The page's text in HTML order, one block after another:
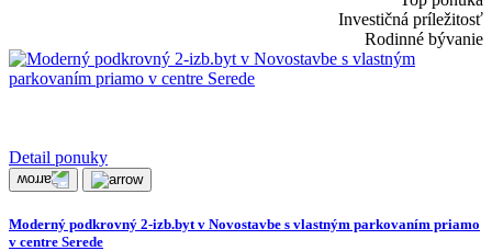
Investičná príležitosť
Rodinné bývanie
Detail ponuky
Moderný podkrovný 2-izb.byt v Novostavbe s vlastným parkovaním priamo
v centre Serede